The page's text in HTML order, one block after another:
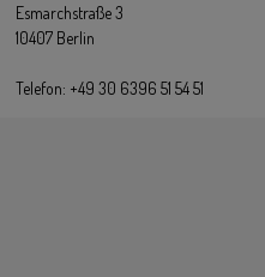
Esmarchstraße 3
10407 Berlin
Telefon: +49 30 6396 51 54 51